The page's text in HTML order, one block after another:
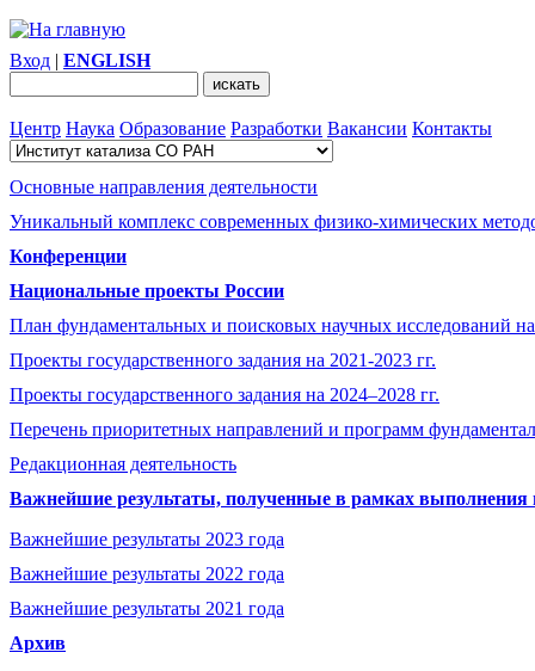
Вход | ENGLISH
Центр Наука Образование Разработки Вакансии Контакты
Основные направления деятельности
Уникальный комплекс современных физико-химических
Конференции
Национальные проекты России
План фундаментальных и поисковых научных исследований
Проекты государственного задания на 2021-2023 гг.
Проекты государственного задания на 2024–2028 гг.
Перечень приоритетных направлений и программ
Редакционная деятельность
Важнейшие результаты, полученные в рамках выполнения
Важнейшие результаты 2023 года
Важнейшие результаты 2022 года
Важнейшие результаты 2021 года
Архив